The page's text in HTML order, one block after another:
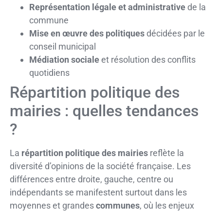
Représentation légale et administrative de la
commune
Mise en œuvre des politiques décidées par le
conseil municipal
Médiation socialeet résolution des conflits
quotidiens
Répartition politique des
mairies : quelles tendances
?
La répartition politique des mairies reflète la
diversité d’opinions de la société française. Les
différences entre droite, gauche, centre ou
indépendants se manifestent surtout dans les
moyennes et grandescommunes, où les enjeux